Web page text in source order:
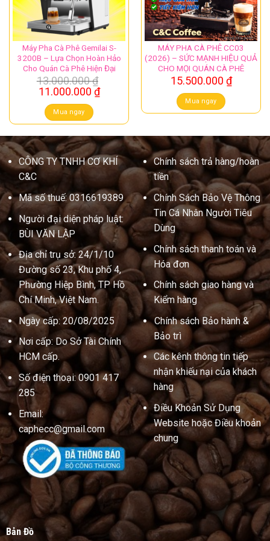
Máy Pha Cà Phê Gemilai S-
3200B – Lựa Chọn Hoàn Hảo
Cho Quán Cà Phê Hiện Đại
13.000.000₫
Giá
gốc
là:
13.000.000 ₫.
11.000.000 ₫Giá
là:
11.000.000 ₫.
Mua ngay
MÁY PHA CÀ PHÊ CC03
(2026) – SỨC MẠNH HIỆU QUẢ
CHO MỌI QUÁN CÀ PHÊ
15.500.000 ₫
Mua ngay
CÔNG TY TNHH CƠ KHÍ
C&C
Mã số thuế: 0316619389
Người đại diện pháp luật:
BÙI VĂN LẬP
Địa chỉ trụ sở: 24/1/10
Đường số 23, Khu phố 4,
Phường Hiệp Bình, TP Hồ
Chí Minh, Việt Nam.
Ngày cấp: 20/08/2025
Nơi cấp: Do Sở Tài Chính
HCM cấp.
Số điện thoại: 0901 417
285
Email:
caphecc@gmail.com
Chính sách trả hàng/hoàn
tiền
Chính Sách Bảo Vệ Thông
Tin Cá Nhân Người Tiêu
Dùng
Chính sách thanh toán và
Hóa đơn
Chính sách giao hàng và
Kiểm hàng
Chính sách Bảo hành &
Bảo trì
Các kênh thông tin tiếp
nhận khiếu nại của khách
hàng
Điều Khoản Sử Dụng
Website hoặc Điều khoản
chung
Bản Đồ